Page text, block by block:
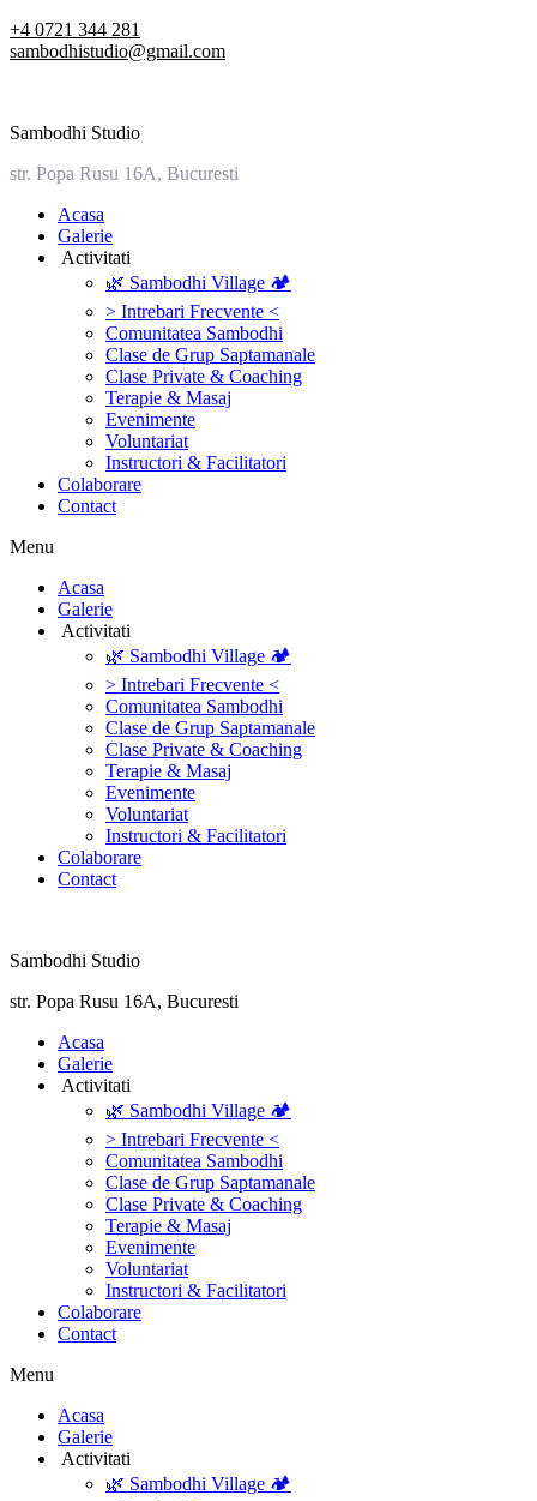
Skip
to
+4 0721 344 281
sambodhistudio@gmail.com
Sambodhi Studio
str. Popa Rusu 16A, Bucuresti
‎Acasa
Galerie
‎ ‎Activitati‎
🌿 Sambodhi Village 🏕️
> Intrebari Frecvente <
Comunitatea Sambodhi
Clase de Grup Saptamanale
Clase Private & Coaching
Terapie & Masaj
‎Evenimente
Voluntariat
‏‏‎Instructori & Facilitatori
Colaborare
Contact
Menu
‎Acasa
Galerie
‎ ‎Activitati‎
🌿 Sambodhi Village 🏕️
> Intrebari Frecvente <
Comunitatea Sambodhi
Clase de Grup Saptamanale
Clase Private & Coaching
Terapie & Masaj
‎Evenimente
Voluntariat
‏‏‎Instructori & Facilitatori
Colaborare
Contact
Sambodhi Studio
str. Popa Rusu 16A, Bucuresti
‎Acasa
Galerie
‎ ‎Activitati‎
🌿 Sambodhi Village 🏕️
> Intrebari Frecvente <
Comunitatea Sambodhi
Clase de Grup Saptamanale
Clase Private & Coaching
Terapie & Masaj
‎Evenimente
Voluntariat
‏‏‎Instructori & Facilitatori
Colaborare
Contact
Menu
‎Acasa
Galerie
‎ ‎Activitati‎
🌿 Sambodhi Village 🏕️